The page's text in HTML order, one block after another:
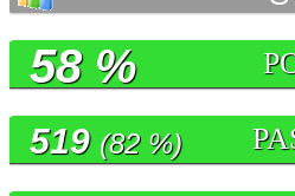
58 %
519 (82 %)